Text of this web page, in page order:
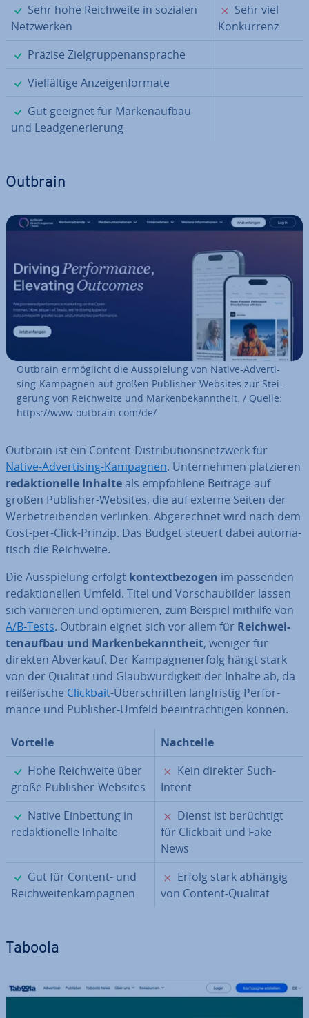
✓
Sehr hohe Reich­wei­te in sozialen
Netz­wer­ken
✗
Sehr viel
Kon­kur­renz
✓
Präzise Ziel­grup­pen­an­spra­che
✓
Viel­fäl­ti­ge An­zei­gen­for­ma­te
✓
Gut geeignet für Mar­ken­auf­bau
und Lead­ge­ne­rie­rung
Outbrain
Outbrain er­mög­licht die Aus­spie­lung von Native-Ad­ver­ti­
sing-Kampagnen auf großen Publisher-Websites zur Stei­
ge­rung von Reich­wei­te und Mar­ken­be­kannt­heit. / Quelle:
https://www.outbrain.com/de/
Outbrain ist ein Content-Dis­tri­bu­ti­ons­netz­werk für
Native-Ad­ver­ti­sing-Kampagnen. Un­ter­neh­men plat­zie­ren
re­dak­tio­nel­le Inhalteals emp­foh­le­ne Beiträge auf
großen Publisher-Websites, die auf externe Seiten der
Wer­be­trei­ben­den verlinken. Ab­ge­rech­net wird nach dem
Cost-per-Click-Prinzip. Das Budget steuert dabei au­to­ma­
tisch die Reich­wei­te.
Die Aus­spie­lung erfolgt kon­text­be­zo­gen im passenden
re­dak­tio­nel­len Umfeld. Titel und Vor­schau­bil­der lassen
sich variieren und op­ti­mie­ren, zum Beispiel mithilfe von
A/B-Tests. Outbrain eignet sich vor allem für Reich­wei­
ten­auf­bau und Mar­ken­be­kannt­heit, weniger für
direkten Abverkauf. Der Kam­pa­gnen­er­folg hängt stark
von der Qualität und Glaub­wür­dig­keit der Inhalte ab, da
rei­ße­ri­sche Clickbait-Über­schrif­ten lang­fris­tig Per­for­
mance und Publisher-Umfeld be­ein­träch­ti­gen können.
Vorteile
Nachteile
✓
Hohe Reich­wei­te über
große Publisher-Websites
✗
Kein direkter Such-
Intent
✓
Native Ein­bet­tung in
re­dak­tio­nel­le Inhalte
✗
Dienst ist be­rüch­tigt
für Clickbait und Fake
News
✓
Gut für Content- und
Reich­wei­ten­kam­pa­gnen
✗
Erfolg stark abhängig
von Content-Qualität
Taboola